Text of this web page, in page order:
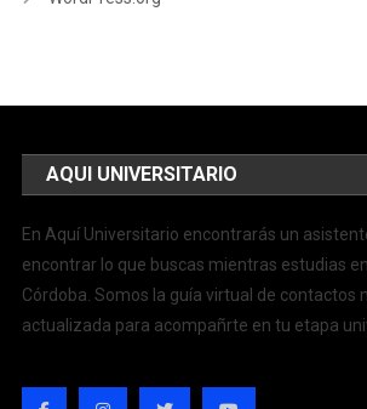
AQUI UNIVERSITARIO
En Aquí Universitario encontrarás un
encontrar lo que buscas mientras estudias
Córdoba. Somos la guía virtual de contactos
actualizada para acompañrte en tu etapa